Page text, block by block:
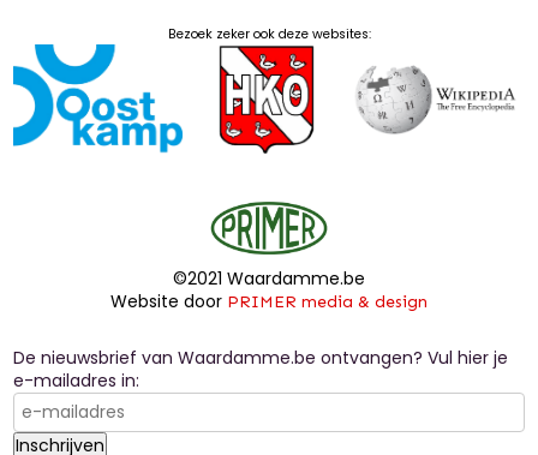
Bezoek zeker ook deze websites:
©2021 Waardamme.be
Website door PRIMER media & design
De nieuwsbrief van Waardamme.be ontvangen? Vul hier je
e-mailadres in: